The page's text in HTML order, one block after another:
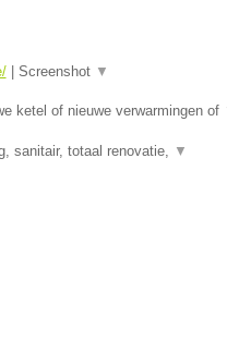
| Screenshot ▼
ketel of nieuwe verwarmingen of
sanitair, totaal renovatie, ▼